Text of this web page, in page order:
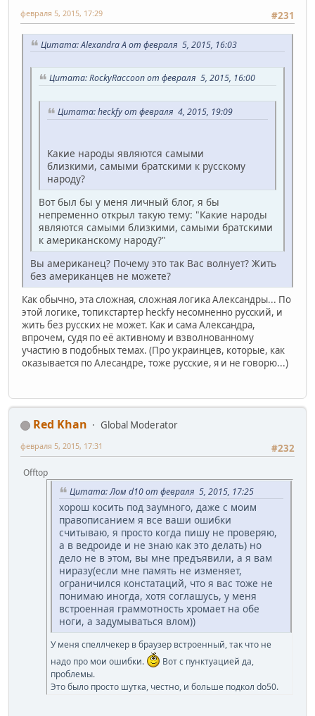
#231
февраля 5, 2015, 17:29
Цитата: Alexandra A от февраля 5, 2015, 16:03
Цитата: RockyRaccoon от февраля 5, 2015, 16:00
Цитата: heckfy от февраля 4, 2015, 19:09
Какие народы являются самыми
близкими, самыми братскими к русскому
народу?
Вот был бы у меня личный блог, я бы
непременно открыл такую тему: "Какие народы
являются самыми близкими, самыми братскими
к американскому народу?"
Вы американец? Почему это так Вас волнует? Жить
без американцев не можете?
Как обычно, эта сложная, сложная логика Александры... По
этой логике, топикстартер heckfy несомненно русский, и
жить без русских не может. Как и сама Александра,
впрочем, судя по её активному и взволнованному
участию в подобных темах. (Про украинцев, которые, как
оказывается по Алесандре, тоже русские, я и не говорю...)
Red Khan
Global Moderator
#232
февраля 5, 2015, 17:31
Offtop
Цитата: Лом d10 от февраля 5, 2015, 17:25
хорош косить под заумного, даже с моим
правописанием я все ваши ошибки
считываю, я просто когда пишу не проверяю,
а в ведроиде и не знаю как это делать) но
дело не в этом, вы мне предъявили, а я вам
ниразу(если мне память не изменяет,
ограничился констатаций, что я вас тоже не
понимаю иногда, хотя соглашусь, у меня
встроенная граммотность хромает на обе
ноги, а задумываться влом))
У меня спеллчекер в браузер встроенный, так что не
надо про мои ошибки.
Вот с пунктуацией да,
проблемы.
Это было просто шутка, честно, и больше подкол do50.